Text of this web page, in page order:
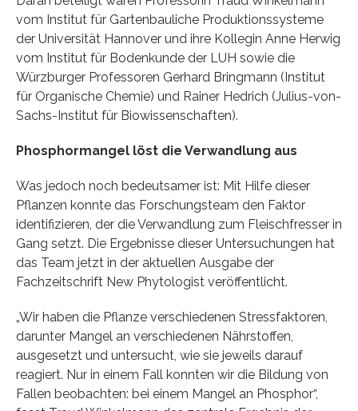
vom Institut für Gartenbauliche Produktionssysteme
der Universität Hannover und ihre Kollegin Anne Herwig
vom Institut für Bodenkunde der LUH sowie die
Würzburger Professoren Gerhard Bringmann (Institut
für Organische Chemie) und Rainer Hedrich (Julius-von-
Sachs-Institut für Biowissenschaften).
Phosphormangel löst die Verwandlung aus
Was jedoch noch bedeutsamer ist: Mit Hilfe dieser
Pflanzen konnte das Forschungsteam den Faktor
identifizieren, der die Verwandlung zum Fleischfresser in
Gang setzt. Die Ergebnisse dieser Untersuchungen hat
das Team jetzt in der aktuellen Ausgabe der
Fachzeitschrift New Phytologist veröffentlicht.
„Wir haben die Pflanze verschiedenen Stressfaktoren,
darunter Mangel an verschiedenen Nährstoffen,
ausgesetzt und untersucht, wie sie jeweils darauf
reagiert. Nur in einem Fall konnten wir die Bildung von
Fallen beobachten: bei einem Mangel an Phosphor“,